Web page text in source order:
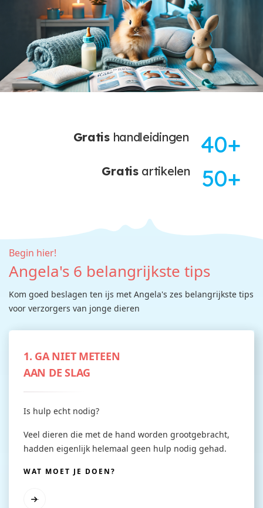
40
Gratishandleidingen
50
Gratisartikelen
Begin hier!
Angela's 6 belangrijkste tips
Kom goed beslagen ten ijs met Angela's zes belangrijkste tips
voor verzorgers van jonge dieren
1. GA NIET METEEN
AAN DE SLAG
Is hulp echt nodig?
Veel dieren die met de hand worden grootgebracht,
hadden eigenlijk helemaal geen hulp nodig gehad.
WAT MOET JE DOEN?